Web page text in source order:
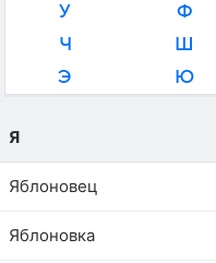
У
Ф
Ч
Ш
Э
Ю
Я
Яблоновец
Яблоновка